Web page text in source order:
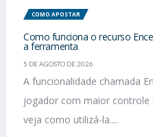
COMO APOSTAR
Como funciona o recurso
a ferramenta
5 DE AGOSTO DE 2026
A funcionalidade chamada
jogador com maior controle
veja como utilizá-la....